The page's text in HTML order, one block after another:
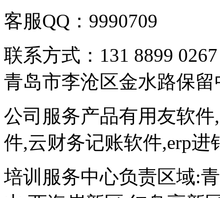
客服QQ：9990709
联系方式：131 8899
青岛市李沧区金水路保
公司服务产品有用友软
件,云财务记账软件,erp进
培训服务中心负责区域: